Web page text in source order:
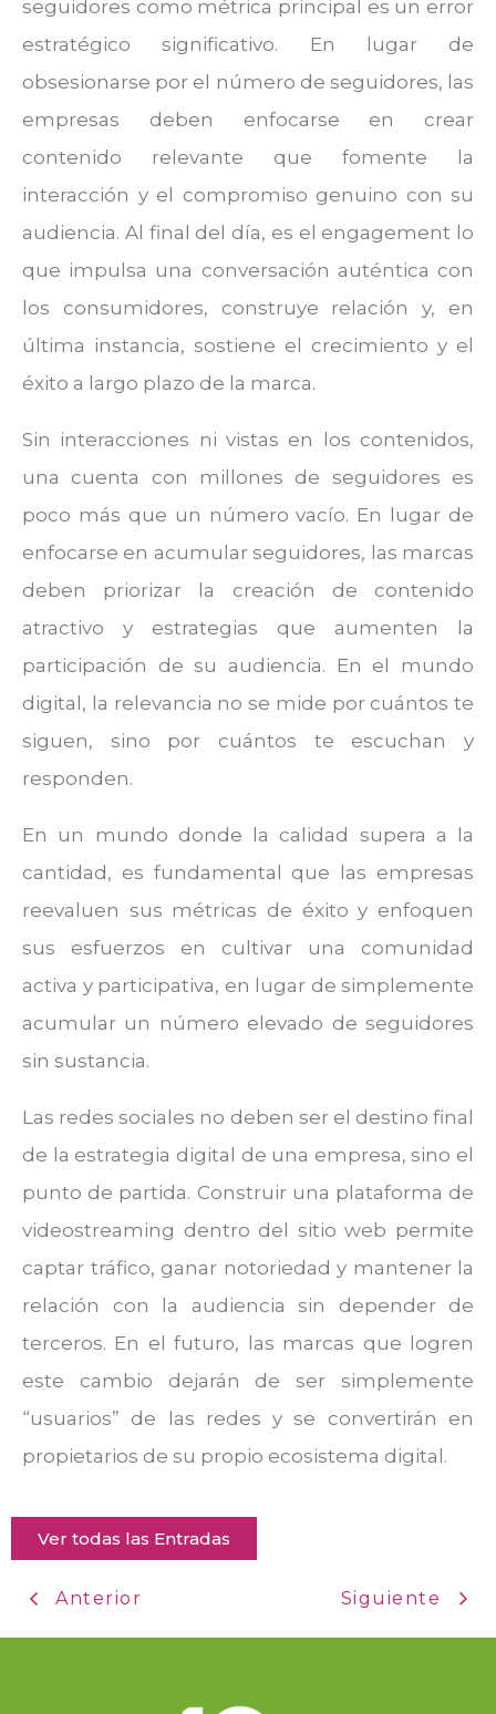
seguidores como métrica principal es un error
estratégico significativo. En lugar de
obsesionarse por el número de seguidores, las
empresas deben enfocarse en crear
contenido relevante que fomente la
interacción y el compromiso genuino con su
audiencia. Al final del día, es el engagement lo
que impulsa una conversación auténtica con
los consumidores, construye relación y, en
última instancia, sostiene el crecimiento y el
éxito a largo plazo de la marca.
Sin interacciones ni vistas en los contenidos,
una cuenta con millones de seguidores es
poco más que un número vacío. En lugar de
enfocarse en acumular seguidores, las marcas
deben priorizar la creación de contenido
atractivo y estrategias que aumenten la
participación de su audiencia. En el mundo
digital, la relevancia no se mide por cuántos te
siguen, sino por cuántos te escuchan y
responden.
En un mundo donde la calidad supera a la
cantidad, es fundamental que las empresas
reevaluen sus métricas de éxito y enfoquen
sus esfuerzos en cultivar una comunidad
activa y participativa, en lugar de simplemente
acumular un número elevado de seguidores
sin sustancia.
Las redes sociales no deben ser el destino final
de la estrategia digital de una empresa, sino el
punto de partida. Construir una plataforma de
videostreaming dentro del sitio web permite
captar tráfico, ganar notoriedad y mantener la
relación con la audiencia sin depender de
terceros. En el futuro, las marcas que logren
este cambio dejarán de ser simplemente
“usuarios” de las redes y se convertirán en
propietarios de su propio ecosistema digital.
Ver todas las Entradas
Anterior Siguiente